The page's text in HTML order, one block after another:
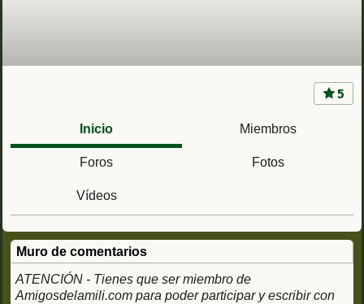
Grupo SAM - Acuartelamiento Cortijo
Buenavista (Cádiz) Regimiento de Artillería
5
Inicio Miembros
Foros Fotos
Vídeos
Muro de comentarios
ATENCIÓN - Tienes que ser miembro de
Amigosdelamili.com para poder participar y escribir con